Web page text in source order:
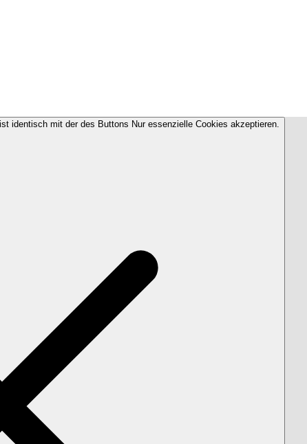
identisch mit der des Buttons Nur essenzielle Cookies akzeptieren.